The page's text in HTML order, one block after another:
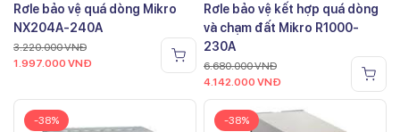
Rơle bảo vệ quá dòng Mikro
NX204A-240A
3.220.000VNĐ
1.997.000 VNĐ
Rơle bảo vệ kết hợp quá dòng
và chạm đất Mikro R1000-
230A
6.680.000VNĐ
4.142.000 VNĐ
-38% -38%